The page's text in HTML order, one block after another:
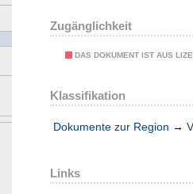
Zugänglichkeit
DAS DOKUMENT IST AUS
Klassifikation
Dokumente zur Region →
Links